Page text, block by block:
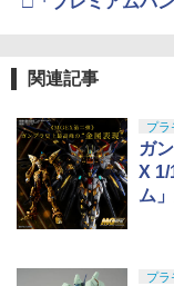
関連記事
プラ
ガ
X 1/
ム
プラ